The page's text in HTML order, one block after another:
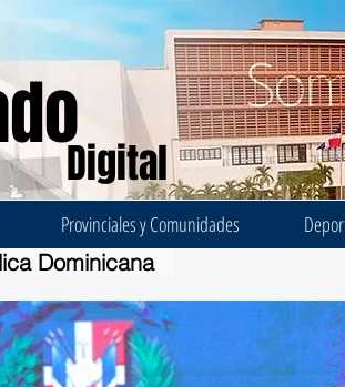
Digital
Provinciales y Comunidades
Dominicana